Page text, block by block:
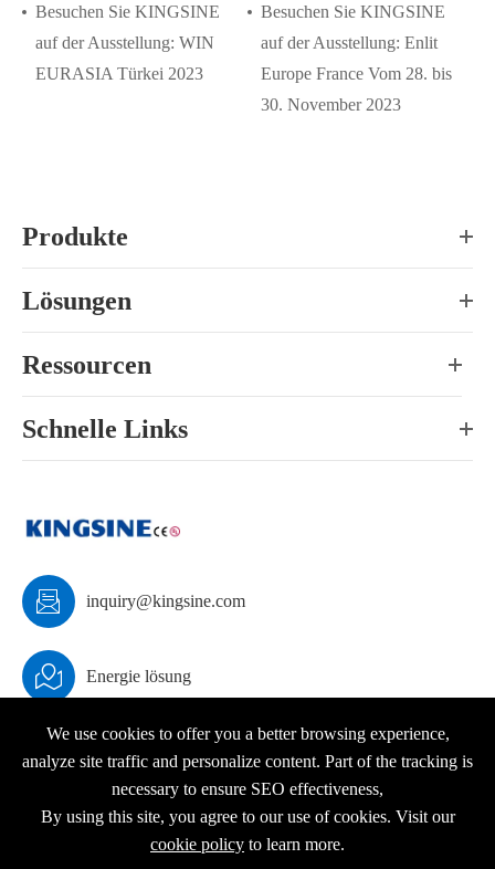
Besuchen Sie KINGSINE
auf der Ausstellung: WIN
EURASIA Türkei 2023
Besuchen Sie KINGSINE
auf der Ausstellung: Enlit
Europe France Vom 28. bis
30. November 2023
Produkte
Lösungen
Ressourcen
Schnelle Links
 inquiry@kingsine.com
 Energie lösung
Urheberrecht © KINGSINE Electric
Alle Rechte vorbehalten.
Datenschutz richtlinie
We use cookies to offer you a better browsing experience,
analyze site traffic and personalize content. Part of the tracking is
necessary to ensure SEO effectiveness,
By using this site, you agree to our use of cookies. Visit our
cookie policy to learn more.